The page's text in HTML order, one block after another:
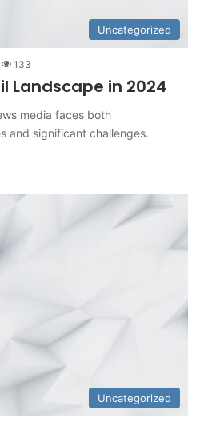
Uncategorized
133
Landscape in 2024
media faces both
and significant challenges.
Uncategorized